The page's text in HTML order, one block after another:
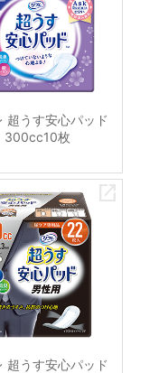
超うす安心パッド
300cc10枚
超うす安心パッド